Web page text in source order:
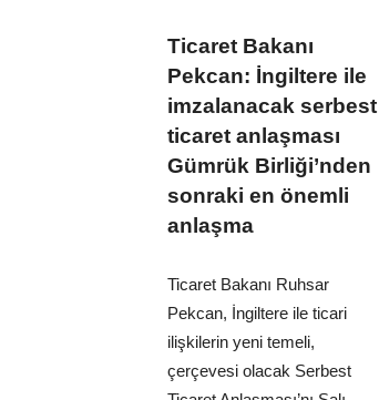
Ticaret Bakanı
Pekcan: İngiltere ile
imzalanacak serbest
ticaret anlaşması
Gümrük Birliği’nden
sonraki en önemli
anlaşma
Ticaret Bakanı Ruhsar
Pekcan, İngiltere ile ticari
ilişkilerin yeni temeli,
çerçevesi olacak Serbest